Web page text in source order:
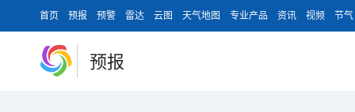
首页 预报 预警 雷达 云图 天气地图 专业产品 资讯 视频 节气
预报